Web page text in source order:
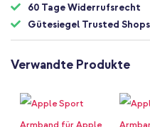
60 Tage Widerrufsrecht
Gütesiegel Trusted Shops
Verwandte Produkte